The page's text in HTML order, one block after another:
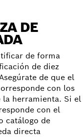
DE
de forma
de diez
de que el
con los
herramienta. Si el
con el
catálogo de
directa